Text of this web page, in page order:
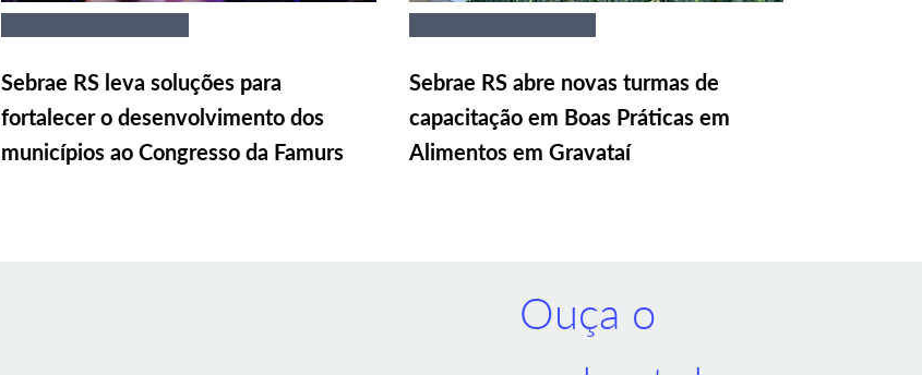
Sebrae RS leva soluções para
fortalecer o desenvolvimento dos
municípios ao Congresso da Famurs
Sebrae RS abre novas turmas de
capacitação em Boas Práticas em
Alimentos em Gravataí
Ouça o